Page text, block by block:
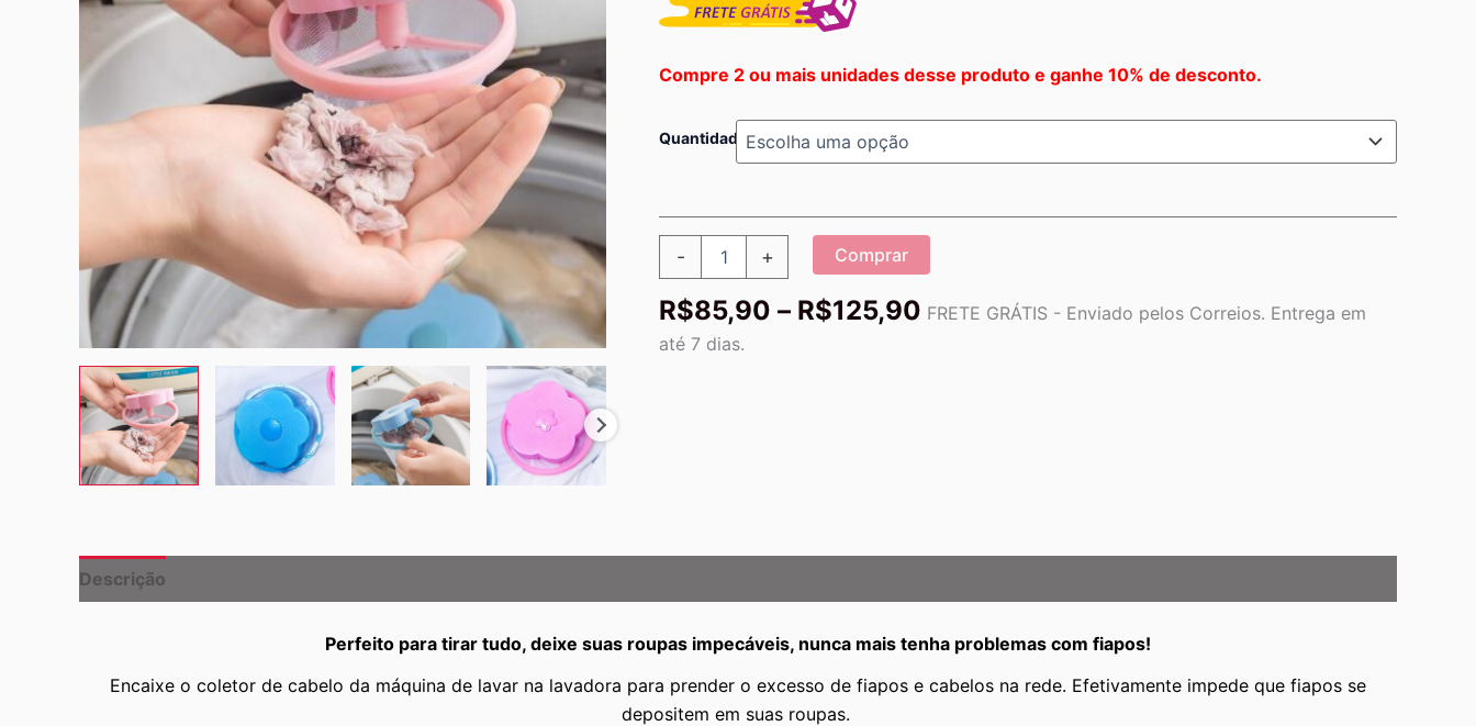
Compre 2 ou mais unidades desse produto e ganhe 10% de desconto.
Quantidade
-
de
Roupas
quantidade
+ Comprar
R$85,90 – R$125,90 Faixa
FRETE GRÁTIS - Enviado pelos Correios. Entrega em
até 7 dias.
Descrição
Perfeito para tirar tudo, deixe suas roupas impecáveis, nunca mais tenha problemas com fiapos!
Encaixe o coletor de cabelo da máquina de lavar na lavadora para prender o excesso de fiapos e cabelos na rede. Efetivamente impede que fiapos se
depositem em suas roupas.